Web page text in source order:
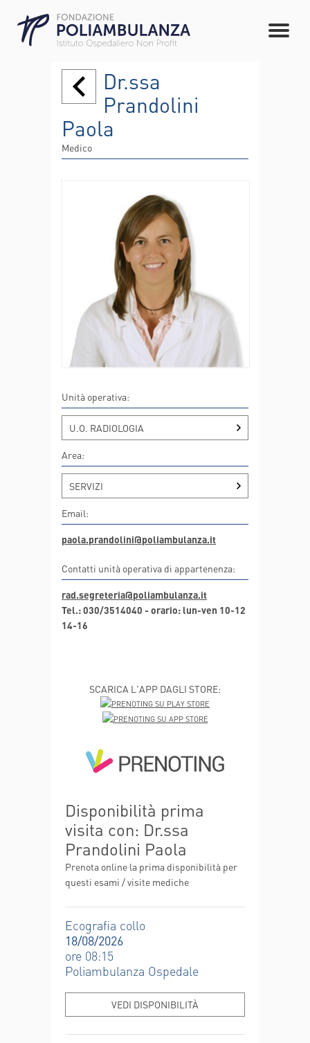
Dr.ssa
Prandolini
Paola
Medico
Unità operativa:
U.O. RADIOLOGIA
Area:
SERVIZI
Email:
paola.prandolini@poliambulanza.it
Contatti unità operativa di appartenenza:
rad.segreteria@poliambulanza.it
Tel.: 030/3514040 - orario: lun-ven 10-12
14-16
SCARICA L'APP DAGLI STORE:
Disponibilità prima
visita con: Dr.ssa
Prandolini Paola
Prenota online la prima disponibilità per
questi esami / visite mediche
Ecografia collo
18/08/2026
ore 08:15
Poliambulanza Ospedale
VEDI DISPONIBILITÀ